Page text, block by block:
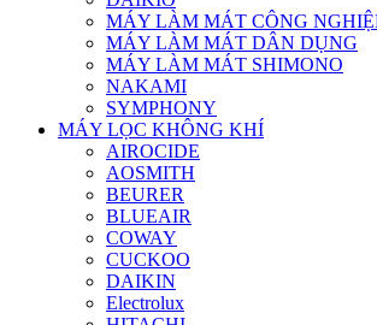
MÁY LÀM MÁT CÔNG
MÁY LÀM MÁT DÂN DỤNG
MÁY LÀM MÁT SHIMONO
NAKAMI
SYMPHONY
MÁY LỌC KHÔNG KHÍ
AIROCIDE
AOSMITH
BEURER
BLUEAIR
COWAY
CUCKOO
DAIKIN
Electrolux